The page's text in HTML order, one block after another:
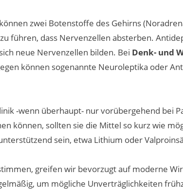
können zwei Botenstoffe des Gehirns
führen, dass Nervenzellen absterben.
neue Nervenzellen bilden. Bei Denk- und
können sogenannte Neuroleptika oder
-wenn überhaupt- nur vorübergehend bei
können, sollten sie die Mittel so kurz wie
sein, etwa Lithium oder
greifen wir bevorzugt auf moderne
um mögliche Unverträglichkeiten